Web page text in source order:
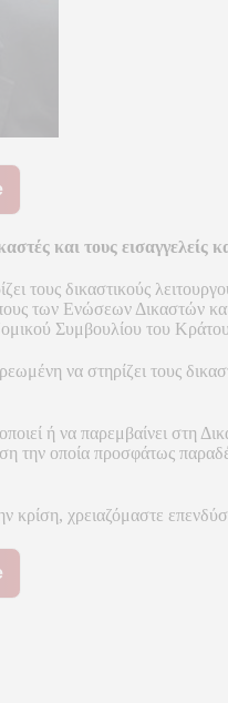
και τους εισαγγελείς
τους δικαστικούς
των Ενώσεων Δικαστών
Συμβουλίου του
να στηρίζει τους
ή να παρεμβαίνει στη
την οποία προσφάτως
χρειαζόμαστε